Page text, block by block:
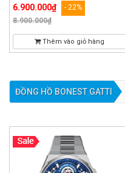
ĐÍNH ĐÁ CAO CẤP VÀ CHẤT
LƯỢNG
6.900.000₫
- 22%
8.900.000₫
Thêm vào giỏ hàng
ĐỒNG HỒ BONEST GATTI